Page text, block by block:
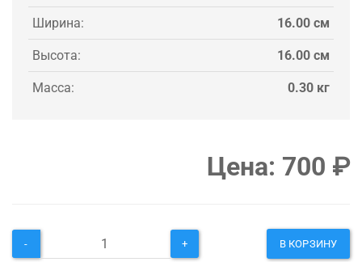
Ширина: 16.00 см
Высота: 16.00 см
Масса: 0.30 кг
Цена: 700 ₽
- + В КОРЗИНУ